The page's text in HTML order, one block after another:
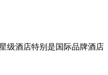
级酒店特别是国际品牌酒店